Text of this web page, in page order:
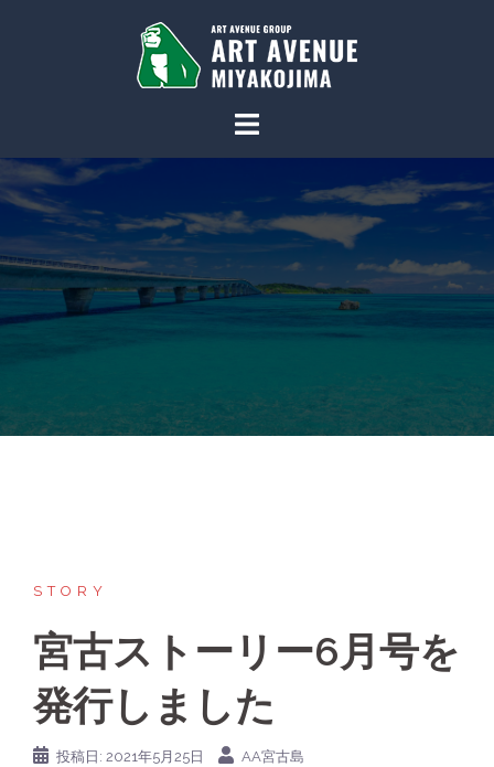
キ
ッ
プ
STORY
宮古ストーリー6月号を
発行しました
投稿日: 2021年5月25日 AA宮古島